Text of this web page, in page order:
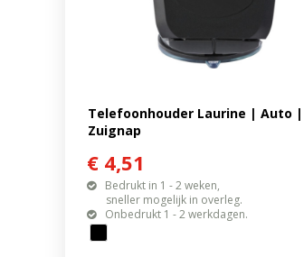
Telefoonhouder Laurine | Auto |
Zuignap
€ 4,51
Bedrukt in 1 - 2 weken,
sneller mogelijk in overleg.
Onbedrukt 1 - 2 werkdagen.